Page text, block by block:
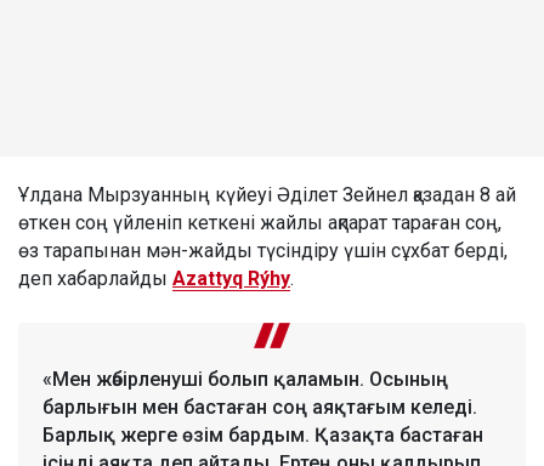
Ұлдана Мырзуанның күйеуі Әділет Зейнел қазадан 8 ай
өткен соң үйленіп кеткені жайлы ақпарат тараған соң,
өз тарапынан мән-жайды түсіндіру үшін сұхбат берді,
деп хабарлайды Azattyq Rýhy.
«Мен жәбірленуші болып қаламын. Осының
барлығын мен бастаған соң аяқтағым келеді.
Барлық жерге өзім бардым. Қазақта бастаған